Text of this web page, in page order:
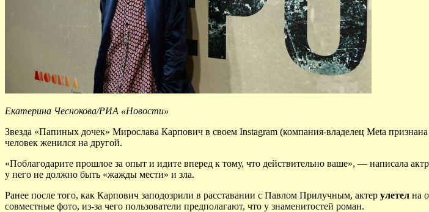
Екатерина Чеснокова/РИА «Новости»
Звезда «Папиных дочек» Мирослава Карпович в своем Instagram (компания-владелец Meta
человек женился на другой.
«Поблагодарите прошлое за опыт и идите вперед к тому, что действительно ваше», — написала
у него не должно быть «жажды мести» и зла.
Ранее после того, как Карпович заподозрили в расставании с Павлом Прилучным, актер улетел на
совместные фото, из-за чего пользователи предполагают, что у знаменитостей роман.